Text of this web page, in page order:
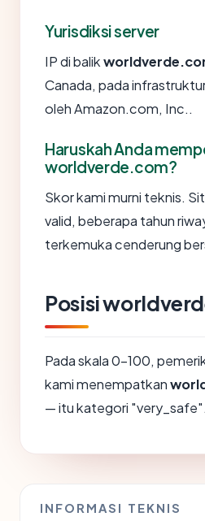
Yurisdiksi server
IP di balik
Canada, pada
oleh Amazon.com, Inc..
Haruskah Anda
worldverde.com?
Skor kami murni teknis.
valid, beberapa tahun
terkemuka cenderung
Posisi
Pada skala 0-100,
kami menempatkan
— itu kategori "very_safe".
INFORMASI TEKNIS